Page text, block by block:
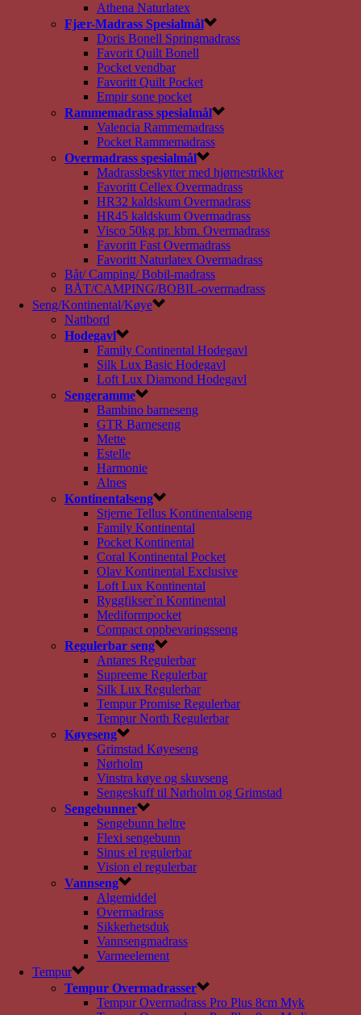
Athena Naturlatex
Fjær-Madrass Spesialmål
Doris Bonell Springmadrass
Favorit Quilt Bonell
Pocket vendbar
Favoritt Quilt Pocket
Empir sone pocket
Rammemadrass spesialmål
Valencia Rammemadrass
Pocket Rammemadrass
Overmadrass spesialmål
Madrassbeskytter med hjørnestrikker
Favoritt Cellex Overmadrass
HR32 kaldskum Overmadrass
HR45 kaldskum Overmadrass
Visco 50kg pr. kbm. Overmadrass
Favoritt Fast Overmadrass
Favoritt Naturlatex Overmadrass
Båt/ Camping/ Bobil-madrass
BÅT/CAMPING/BOBIL-overmadrass
Seng/Kontinental/Køye
Nattbord
Hodegavl
Family Continental Hodegavl
Silk Lux Basic Hodegavl
Loft Lux Diamond Hodegavl
Sengeramme
Bambino barneseng
GTR Barneseng
Mette
Estelle
Harmonie
Alnes
Kontinentalseng
Stjerne Tellus Kontinentalseng
Family Kontinental
Pocket Kontinental
Coral Kontinental Pocket
Olav Kontinental Exclusive
Loft Lux Kontinental
Ryggfikser`n Kontinental
Mediformpocket
Compact oppbevaringsseng
Regulerbar seng
Antares Regulerbar
Supreeme Regulerbar
Silk Lux Regulerbar
Tempur Promise Regulerbar
Tempur North Regulerbar
Køyeseng
Grimstad Køyeseng
Nørholm
Vinstra køye og skuvseng
Sengeskuff til Nørholm og Grimstad
Sengebunner
Sengebunn heltre
Flexi sengebunn
Sinus el regulerbar
Vision el regulerbar
Vannseng
Algemiddel
Overmadrass
Sikkerhetsduk
Vannsengmadrass
Varmeelement
Tempur
Tempur Overmadrasser
Tempur Overmadrass Pro Plus 8cm Myk